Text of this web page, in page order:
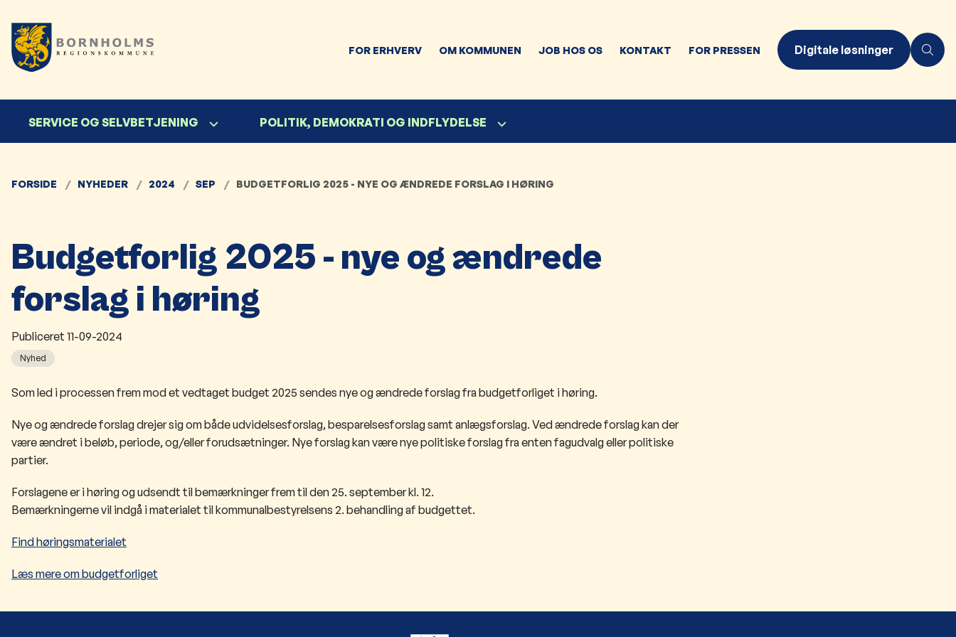
FOR ERHVERV OM KOMMUNEN JOB HOS OS KONTAKT FOR PRESSEN Digitale løsninger
SERVICE OG SELVBETJENING POLITIK, DEMOKRATI OG INDFLYDELSE
FORSIDE NYHEDER 2024 SEP BUDGETFORLIG 2025 - NYE OG ÆNDREDE FORSLAG I HØRING
Budgetforlig 2025 - nye og ændrede
forslag i høring
Publiceret 11-09-2024
Nyhed
​​​Som led i processen frem mod et vedtaget budget 2025 sendes nye og ændrede forslag fra budgetforliget i høring.
Nye og ændrede forslag drejer sig om både udvidelsesforslag, besparelsesforslag samt anlægsforslag. Ved ændrede forslag kan der
være ændret i beløb, periode, og/eller forudsætninger. Nye forslag kan være nye politiske forslag fra enten fagudvalg eller politiske
partier.
Forslagene er i høring og udsendt til bemærkninger frem til den 25. september kl. 12.
Bemærkningerne vil indgå i materialet til kommunalbestyrelsens 2. behandling af budgettet.
Find høringsmaterialet
Læs mere om budgetforliget​